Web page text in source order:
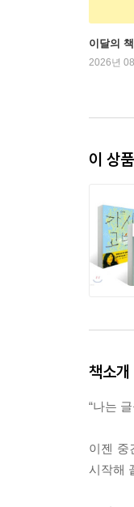
이달의
2026년
이 상
책소개
“나는
이젠 중
시작해